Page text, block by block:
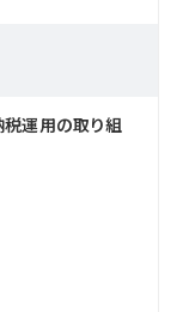
税運用の取り組